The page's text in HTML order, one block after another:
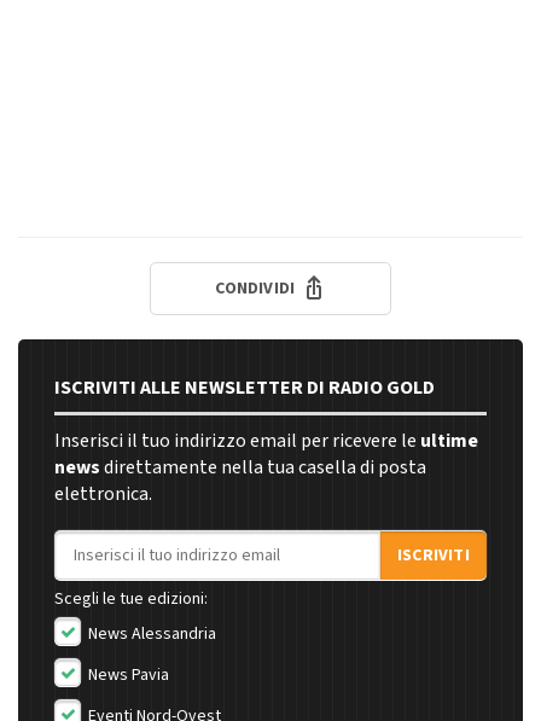
CONDIVIDI
ISCRIVITI ALLE NEWSLETTER DI RADIO GOLD
Inserisci il tuo indirizzo email per ricevere le ultime
newsdirettamente nella tua casella di posta
elettronica.
Indirizzo email
ISCRIVITI
Scegli le tue edizioni:
News Alessandria
News Pavia